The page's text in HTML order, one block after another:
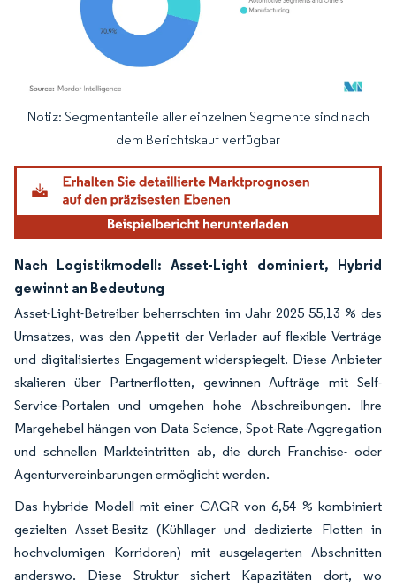
Bild © Mordor Intelligence. Wiederverwendung erfordert Namensnennung
Notiz: Segmentanteile aller einzelnen Segmente sind nach
dem Berichtskauf verfügbar
Nach Logistikmodell: Asset-Light dominiert, Hybrid
gewinnt an Bedeutung
Asset-Light-Betreiber beherrschten im Jahr 2025 55,13 % des
Umsatzes, was den Appetit der Verlader auf flexible Verträge
und digitalisiertes Engagement widerspiegelt. Diese Anbieter
skalieren über Partnerflotten, gewinnen Aufträge mit Self-
Service-Portalen und umgehen hohe Abschreibungen. Ihre
Margehebel hängen von Data Science, Spot-Rate-Aggregation
und schnellen Markteintritten ab, die durch Franchise- oder
Agenturvereinbarungen ermöglicht werden.
Das hybride Modell mit einer CAGR von 6,54 % kombiniert
gezielten Asset-Besitz (Kühllager und dedizierte Flotten in
hochvolumigen Korridoren) mit ausgelagerten Abschnitten
anderswo. Diese Struktur sichert Kapazitäten dort, wo